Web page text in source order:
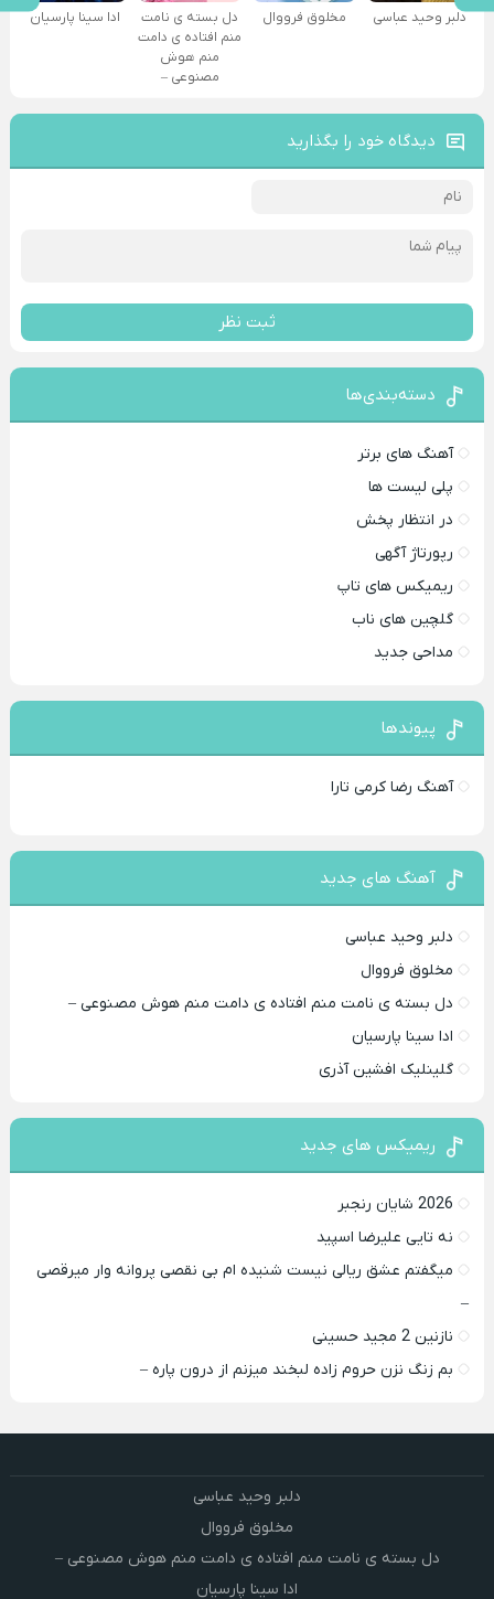
دلبر وحید عباسی مخلوق فرووال
دل بسته ی نامت
منم افتاده ی دامت
منم هوش
مصنوعی –
ادا سینا پارسیان
دیدگاه خود را بگذارید
ثبت نظر
دسته‌بندی‌ها
آهنگ های برتر
پلی لیست ها
در انتظار پخش
رپورتاژ آگهی
ریمیکس های تاپ
گلچین های ناب
مداحی جدید
پیوندها
آهنگ رضا کرمی تارا
آهنگ های جدید
دلبر وحید عباسی
مخلوق فرووال
دل بسته ی نامت منم افتاده ی دامت منم هوش مصنوعی –
ادا سینا پارسیان
گلینلیک افشین آذری
ریمیکس های جدید
2026 شایان رنجبر
نه تایی علیرضا اسپید
میگفتم عشق ریالی نیست شنیده ام بی نقصی پروانه وار میرقصی
–
نازنین 2 مجید حسینی
بم زنگ نزن حروم زاده لبخند میزنم از درون پاره –
دلبر وحید عباسی
مخلوق فرووال
دل بسته ی نامت منم افتاده ی دامت منم هوش مصنوعی –
ادا سینا پارسیان